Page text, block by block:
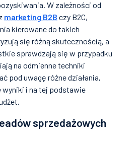
W zależności od
marketing B2B czy B2C,
kierowane do takich
się różną skutecznością, a
sprawdzają się w przypadku
na odmienne techniki
pod uwagę różne działania,
wyniki i na tej podstawie
sprzedażowych